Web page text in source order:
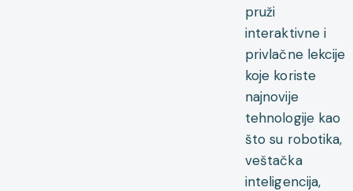
pruži
interaktivne i
privlačne lekcije
koje koriste
najnovije
tehnologije kao
što su robotika,
veštačka
inteligencija,